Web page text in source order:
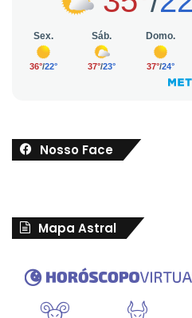
Nosso Face
Mapa Astral